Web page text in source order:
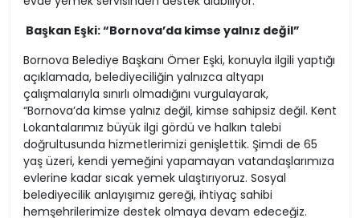
Başkan Eşki: “Bornova’da kimse yalnız değil”
Bornova Belediye Başkanı Ömer Eşki, konuyla ilgili yaptığı
açıklamada, belediyeciliğin yalnızca altyapı
çalışmalarıyla sınırlı olmadığını vurgulayarak,
“Bornova’da kimse yalnız değil, kimse sahipsiz değil. Kent
Lokantalarımız büyük ilgi gördü ve halkın talebi
doğrultusunda hizmetlerimizi genişlettik. Şimdi de 65
yaş üzeri, kendi yemeğini yapamayan vatandaşlarımıza
evlerine kadar sıcak yemek ulaştırıyoruz. Sosyal
belediyecilik anlayışımız gereği, ihtiyaç sahibi
hemşehrilerimize destek olmaya devam edeceğiz.